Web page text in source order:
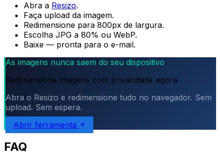
Abra a Resizo.
Faça upload da imagem.
Redimensione para 800px de largura.
Escolha JPG a 80% ou WebP.
Baixe — pronta para o e-mail.
As imagens nunca saem do seu dispositivo
Redimensione imagens com privacidade agora
Abra o Resizo e redimensione tudo no navegador. Sem
upload. Sem espera.
Abrir ferramenta
FAQ